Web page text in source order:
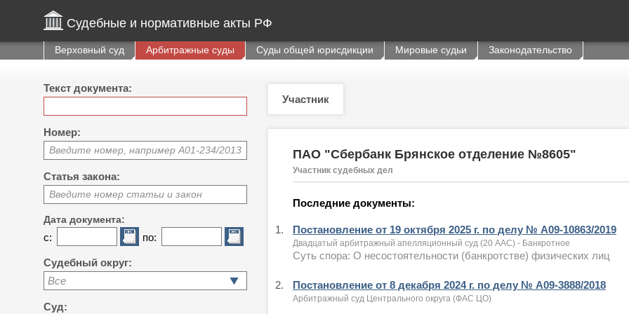
Судебные и нормативные акты РФ
Верховный суд Арбитражные суды Суды общей юрисдикции Мировые судьи Законодательство
Текст документа:
Номер:
Введите номер, например А01-234/2013
Статья закона:
Введите номер статьи и закон
Дата документа:
с: по:
Судебный округ:
Все
Суд:
Участник
ПАО "Сбербанк Брянское отделение №8605"
Участник судебных дел
Последние документы:
1. Постановление от 19 октября 2025 г. по делу № А09-10863/2019
Двадцатый арбитражный апелляционный суд (20 ААС) - Банкротное
Суть спора: О несостоятельности (банкротстве) физических лиц
2. Постановление от 8 декабря 2024 г. по делу № А09-3888/2018
Арбитражный суд Центрального округа (ФАС ЦО)